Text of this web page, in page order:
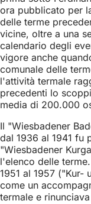
ora pubblicato per
delle terme
vicine, oltre a una
calendario degli
vigore anche
comunale delle
l'attività termale
precedenti lo
media di 200.000
Il "Wiesbadener
dal 1936 al 1941 fu
"Wiesbadener
l'elenco delle
1951 al 1957 ("Kur-
come un
termale e